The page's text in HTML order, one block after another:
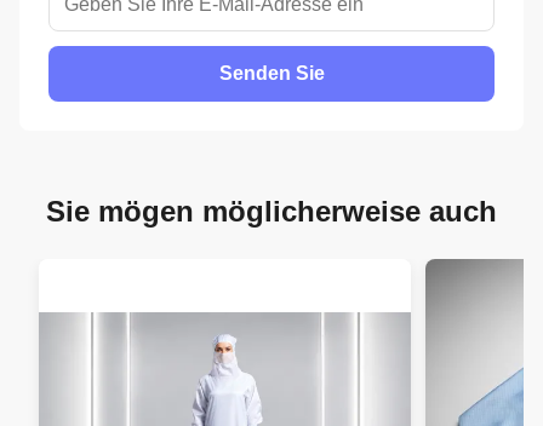
Senden Sie
Sie mögen möglicherweise auch